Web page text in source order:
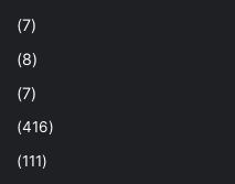
(7)
(8)
(7)
(416)
(111)